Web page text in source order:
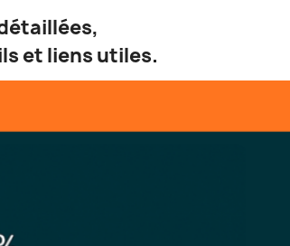
et liens utiles.